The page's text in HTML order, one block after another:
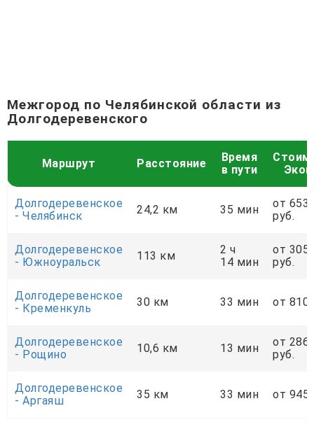
Межгород по Челябинской области из
Долгодеревенского
Маршрут Расстояние
Время
в пути
Долгодеревенское
- Челябинск
24,2 км 35 мин
от
руб.
Долгодеревенское
- Южноуральск
113 км
2 ч
14 мин
от
руб.
Долгодеревенское
- Кременкуль
30 км 33 мин от 810
Долгодеревенское
- Рощино
10,6 км 13 мин
от
руб.
Долгодеревенское
- Аргаяш
35 км 33 мин от 945